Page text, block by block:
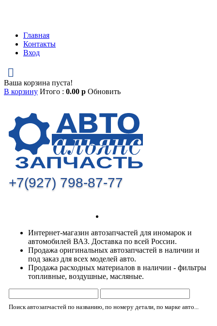
Главная
Контакты
Вход
Ваша корзина пуста!
В корзину Итого : 0.00 р Обновить
+7(927) 798-87-77
Интернет-магазин автозапчастей для иномарок и
автомобилей ВАЗ. Доставка по всей России.
Продажа оригинальных автозапчастей в наличии и
под заказ для всех моделей авто.
Продажа расходных материалов в наличии - фильтры
топливные, воздушные, масляные.
Поиск автозапчастей по названию, по номеру детали, по марке авто...